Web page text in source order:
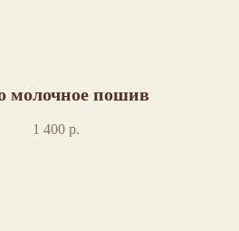
молочное пошив
1 400 р.